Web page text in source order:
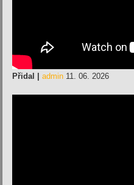
Přidal | admin 11. 06. 2026